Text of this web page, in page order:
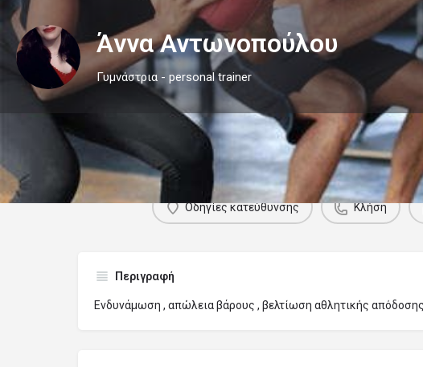
Άννα Αντωνοπούλου
Γυμνάστρια - personal trainer
Προφίλ
Οδηγίες κατεύθυνσης Κλήση
Περιγραφή
Ενδυνάμωση , απώλεια βάρους , βελτίωση αθλητικής